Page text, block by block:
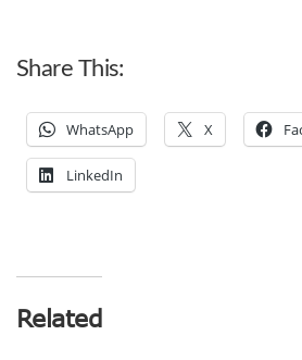
Share This:
WhatsApp X
LinkedIn
Related